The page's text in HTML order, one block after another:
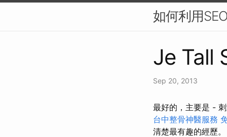
如何利用
Je Tall
Sep 20, 2013
最好的，主要是 -
台中整骨神醫服務
清楚最有趣的經歷。